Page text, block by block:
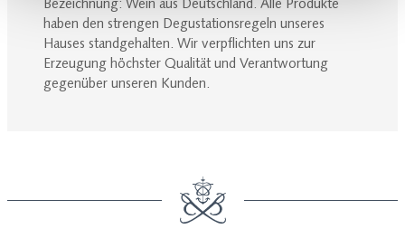
Bezeichnung: Wein aus Deutschland. Alle Produkte
haben den strengen Degustationsregeln unseres
Hauses standgehalten. Wir verpflichten uns zur
Erzeugung höchster Qualität und Verantwortung
gegenüber unseren Kunden.